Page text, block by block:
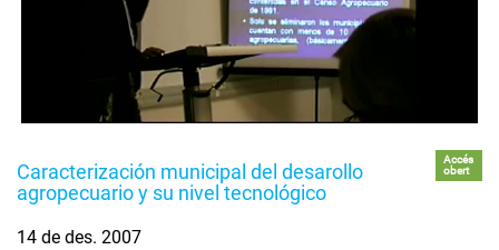
Caracterización municipal del desarollo
agropecuario y su nivel tecnológico
Accés
obert
14 de des. 2007